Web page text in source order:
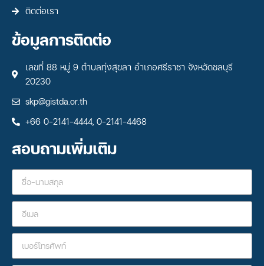
ติดต่อเรา
ข้อมูลการติดต่อ
เลขที่ 88 หมู่ 9 ตำบลทุ่งสุขลา อำเภอศรีราชา จังหวัดชลบุรี
20230
skp@gistda.or.th
+66 0-2141-4444, 0-2141-4468
สอบถามเพิ่มเติม